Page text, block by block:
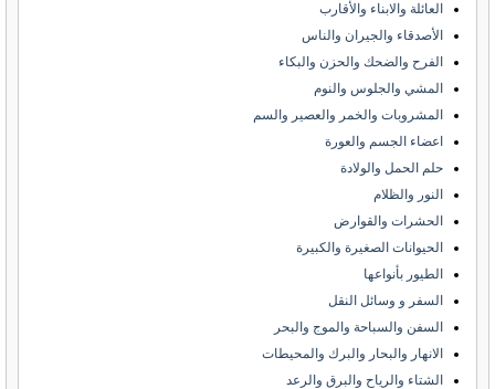
العائلة والابناء والأقارب
الأصدقاء والجيران والناس
الفرح والضحك والحزن والبكاء
المشي والجلوس والنوم
المشروبات والخمر والعصير والسم
اعضاء الجسم والعورة
حلم الحمل والولادة
النور والظلام
الحشرات والقوارض
الحيوانات الصغيرة والكبيرة
الطيور بأنواعها
السفر و وسائل النقل
السفن والسباحة والموج والبحر
الانهار والبحار والبرك والمحيطات
الشتاء والرياح والبرق والرعد